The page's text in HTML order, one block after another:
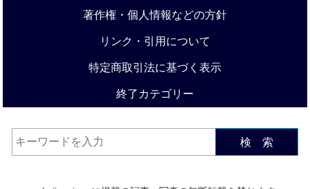
著作権・個人情報などの方針
リンク・引用について
特定商取引法に基づく表示
終了カテゴリー
検 索